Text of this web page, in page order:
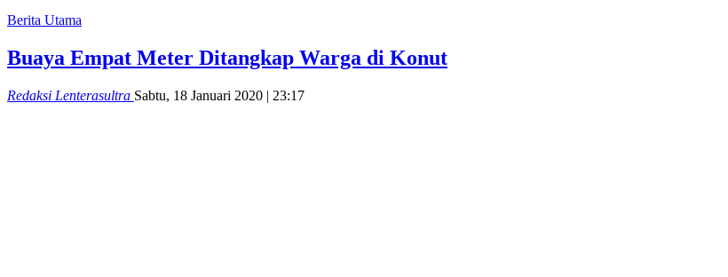
Berita Utama
Buaya Empat Meter Ditangkap Warga di Konut
Redaksi Lenterasultra Sabtu, 18 Januari 2020 | 23:17